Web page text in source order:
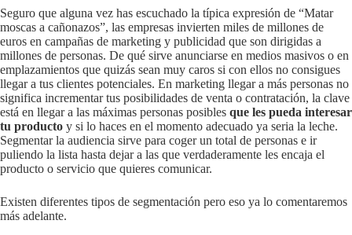
Seguro que alguna vez has escuchado la típica expresión de “Matar
moscas a cañonazos”, las empresas invierten miles de millones de
euros en campañas de marketing y publicidad que son dirigidas a
millones de personas. De qué sirve anunciarse en medios masivos o en
emplazamientos que quizás sean muy caros si con ellos no consigues
llegar a tus clientes potenciales. En marketing llegar a más personas no
significa incrementar tus posibilidades de venta o contratación, la clave
está en llegar a las máximas personas posibles que les pueda interesar
tu producto y si lo haces en el momento adecuado ya seria la leche.
Segmentar la audiencia sirve para coger un total de personas e ir
puliendo la lista hasta dejar a las que verdaderamente les encaja el
producto o servicio que quieres comunicar.
Existen diferentes tipos de segmentación pero eso ya lo comentaremos
más adelante.